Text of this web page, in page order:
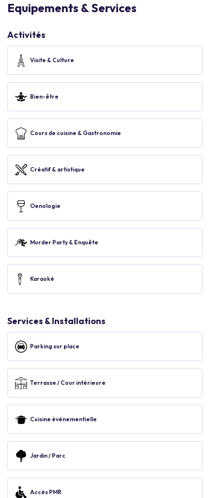
Equipements & Services
Activités
Visite & Culture
Bien-être
Cours de cuisine & Gastronomie
Créatif & artistique
Oenologie
Murder Party & Enquête
Karaoké
Services & Installations
Parking sur place
Terrasse / Cour intérieure
Cuisine événementielle
Jardin / Parc
Accès PMR